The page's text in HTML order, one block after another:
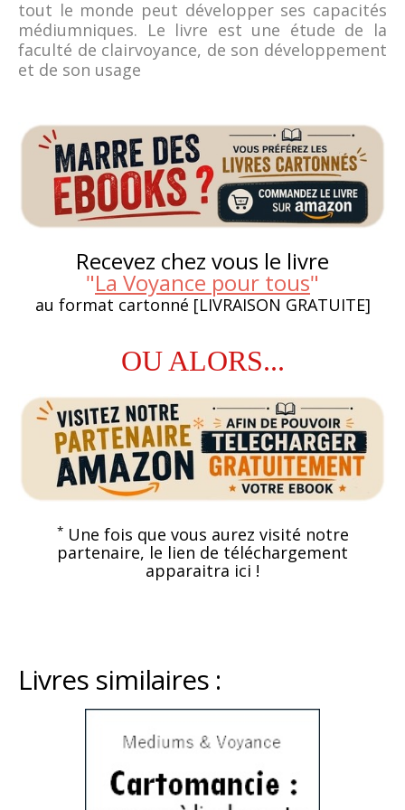
tout le monde peut développer ses capacités
médiumniques. Le livre est une étude de la
faculté de clairvoyance, de son développement
et de son usage
Recevez chez vous le livre
"La Voyance pour tous"
au format cartonné [LIVRAISON GRATUITE]
OU ALORS...
*Une fois que vous aurez visité notre
partenaire, le lien de téléchargement
apparaitra ici !
Livres similaires :